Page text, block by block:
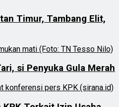
Timur, Tambang Elit,
si Penyuka Gula Merah